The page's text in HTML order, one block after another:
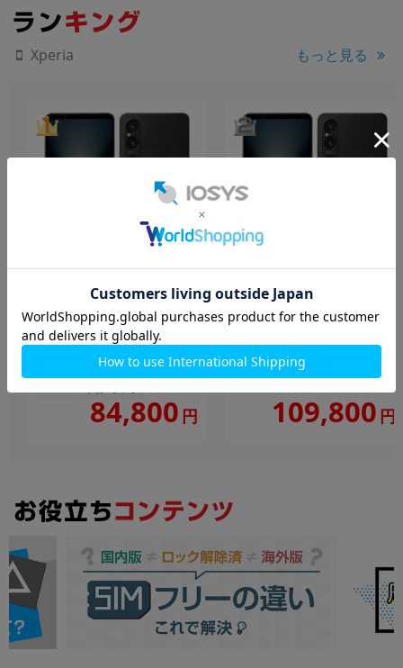
Xperia もっと見る
【ネットワーク利用制限
▲】Xperia1 VI A401SO ブ
ラック
【RAM12GB/ROM256GB
SoftBank版SIMフリー】
84,800 円
Xperia1 VI SOG13 ブラック
【RAM12GB/ROM256GB
au版SIMフリー】
256GB 中古Aランク
109,800 円